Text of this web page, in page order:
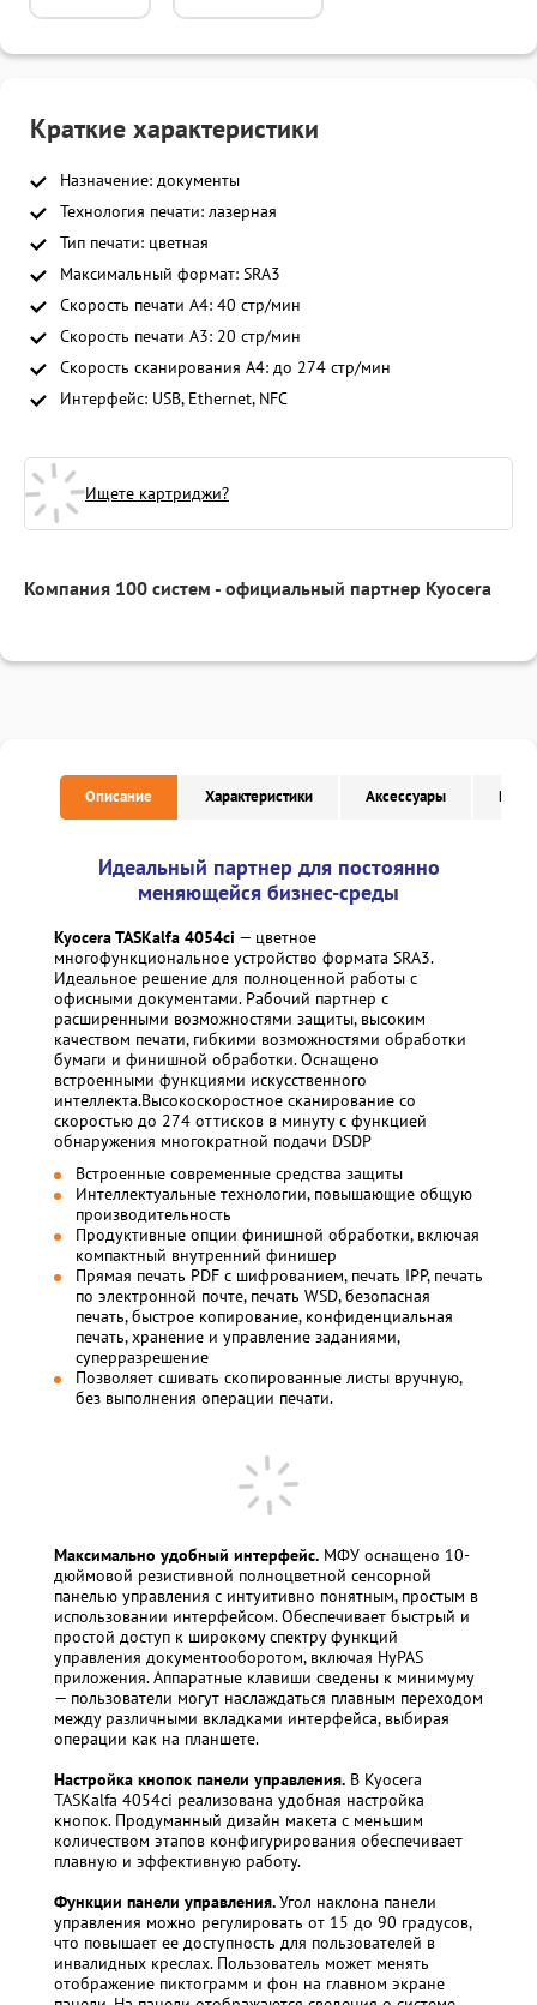
Краткие характеристики
Назначение: документы
Технология печати: лазерная
Тип печати: цветная
Максимальный формат: SRA3
Скорость печати A4: 40 стр/мин
Скорость печати A3: 20 стр/мин
Скорость сканирования A4: до 274 стр/мин
Интерфейс: USB, Ethernet, NFC
Ищете картриджи?
Компания 100 систем - официальный партнер Kyocera
Описание Характеристики Аксессуары
Идеальный партнер для постоянно
меняющейся бизнес-среды
Kyocera TASKalfa 4054ci — цветное
многофункциональное устройство формата SRA3.
Идеальное решение для полноценной работы с
офисными документами. Рабочий партнер с
расширенными возможностями защиты, высоким
качеством печати, гибкими возможностями обработки
бумаги и финишной обработки. Оснащено
встроенными функциями искусственного
интеллекта.Высокоскоростное сканирование со
скоростью до 274 оттисков в минуту с функцией
обнаружения многократной подачи DSDP
Встроенные современные средства защиты
Интеллектуальные технологии, повышающие общую
производительность
Продуктивные опции финишной обработки, включая
компактный внутренний финишер
Прямая печать PDF с шифрованием, печать IPP, печать
по электронной почте, печать WSD, безопасная
печать, быстрое копирование, конфиденциальная
печать, хранение и управление заданиями,
суперразрешение
Позволяет сшивать скопированные листы вручную,
без выполнения операции печати.
Максимально удобный интерфейс. МФУ оснащено 10-
дюймовой резистивной полноцветной сенсорной
панелью управления с интуитивно понятным, простым в
использовании интерфейсом. Обеспечивает быстрый и
простой доступ к широкому спектру функций
управления документооборотом, включая HyPAS
приложения. Аппаратные клавиши сведены к минимуму
— пользователи могут наслаждаться плавным переходом
между различными вкладками интерфейса, выбирая
операции как на планшете.
Настройка кнопок панели управления. В Kyocera
TASKalfa 4054ci реализована удобная настройка
кнопок. Продуманный дизайн макета с меньшим
количеством этапов конфигурирования обеспечивает
плавную и эффективную работу.
Функции панели управления.Угол наклона панели
управления можно регулировать от 15 до 90 градусов,
что повышает ее доступность для пользователей в
инвалидных креслах. Пользователь может менять
отображение пиктограмм и фон на главном экране